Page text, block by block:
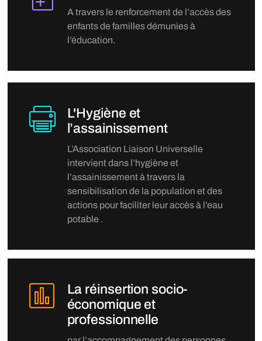
A travers le renforcement de l’accès des
enfants de familles démunies à
l’éducation.
L'Hygiène et
l’assainissement
L’Association Liaison Universelle
intervient dans l’hygiène et
l’assainissement à travers la
sensibilisation de la population et des
actions pour faciliter leur accès à l’eau
potable .
La réinsertion socio-
économique et
professionnelle